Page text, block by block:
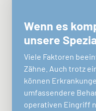
Wenn es
unsere
Viele Faktoren
Zähne. Auch trotz
können
umfassendere
operativen Eingriff